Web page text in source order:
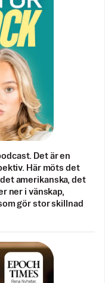
Det är en
Här möts det
amerikanska, det
ner i vänskap,
gör stor skillnad